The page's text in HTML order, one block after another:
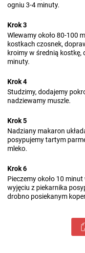
ogniu 3-4 minuty.
Krok 3
Wlewamy około 80-100
kostkach czosnek,
kroimy w średnią kostkę,
minuty.
Krok 4
Studzimy, dodajemy
nadziewamy muszle.
Krok 5
Nadziany makaron
posypujemy tartym
mleko.
Krok 6
Pieczemy około 10
wyjęciu z piekarnika
drobno posiekanym